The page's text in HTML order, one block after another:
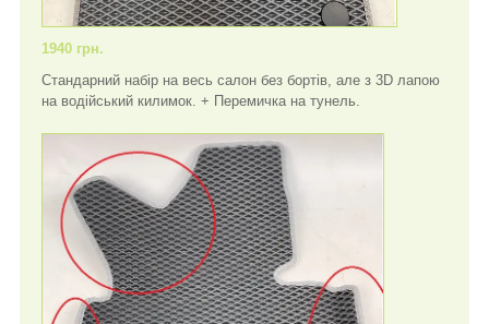
1940 грн.
Стандарний набір на весь салон без бортів, але з 3D лапою
на водійський килимок. + Перемичка на тунель.